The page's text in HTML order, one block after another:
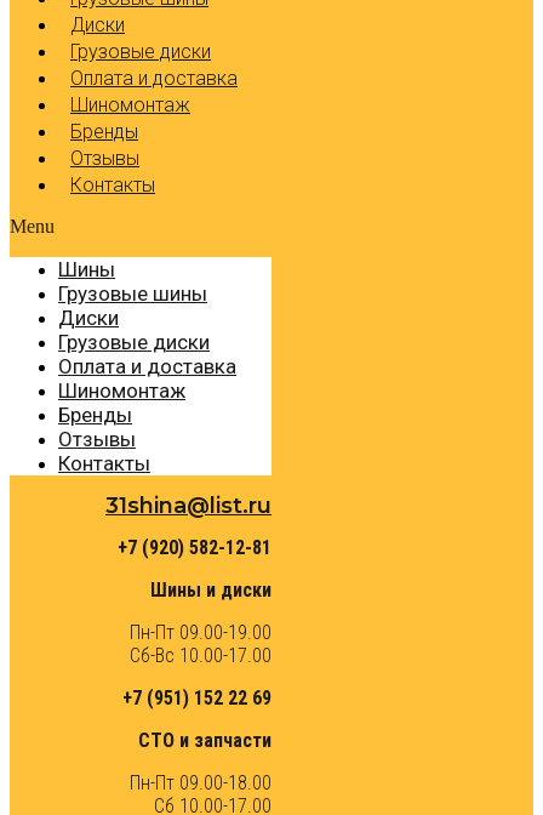
Диски
Грузовые диски
Оплата и доставка
Шиномонтаж
Бренды
Отзывы
Контакты
Menu
Шины
Грузовые шины
Диски
Грузовые диски
Оплата и доставка
Шиномонтаж
Бренды
Отзывы
Контакты
31shina@list.ru
+7 (920) 582-12-81
Шины и диски
Пн-Пт 09.00-19.00
Сб-Вс 10.00-17.00
+7 (951) 152 22 69
СТО и запчасти
Пн-Пт 09.00-18.00
Сб 10.00-17.00